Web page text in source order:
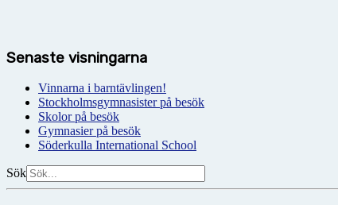
Senaste visningarna
Vinnarna i barntävlingen!
Stockholmsgymnasister på besök
Skolor på besök
Gymnasier på besök
Söderkulla International School
Sök